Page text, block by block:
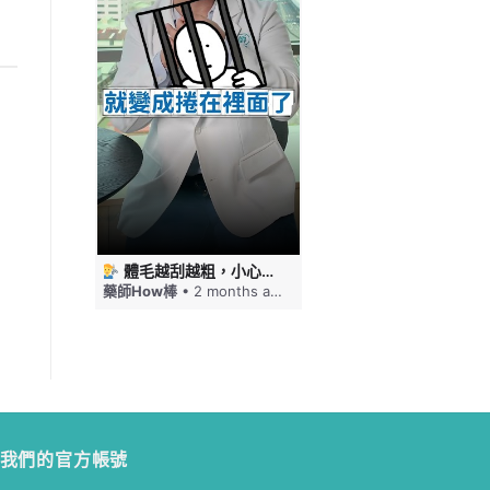
體毛越刮越粗，小心毛髮倒插！刮毛這幾件事要注意 #藥師HOW棒
藥師How棒 • 2 months ago
們的官方帳號